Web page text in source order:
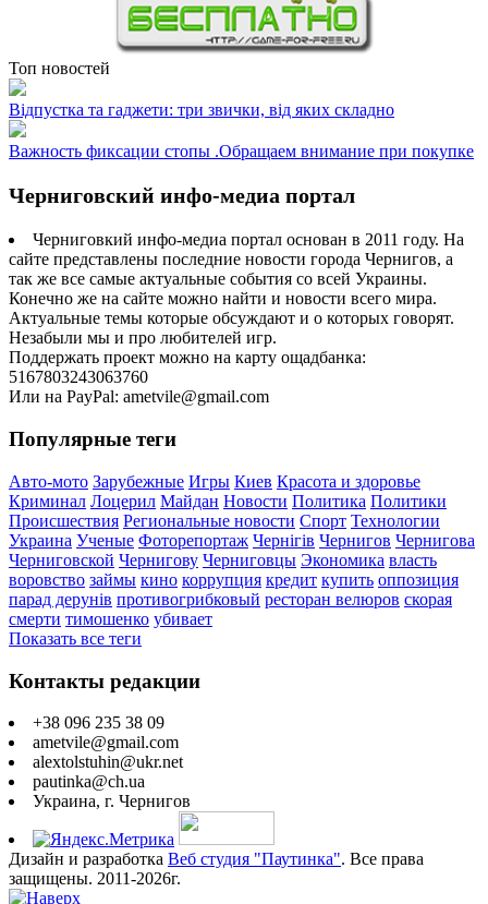
Топ новостей
Відпустка та гаджети: три звички, від яких складно
Важность фиксации стопы .Обращаем внимание при покупке
Черниговский инфо-медиа портал
Черниговкий инфо-медиа портал основан в 2011 году. На
сайте представлены последние новости города Чернигов, а
так же все самые актуальные события со всей Украины.
Конечно же на сайте можно найти и новости всего мира.
Актуальные темы которые обсуждают и о которых говорят.
Незабыли мы и про любителей игр.
Поддержать проект можно на карту ощадбанка:
5167803243063760
Или на PayPal: ametvile@gmail.com
Популярные теги
Авто-мото Зарубежные Игры Киев Красота и здоровье
Криминал Лоцерил Майдан Новости Политика Политики
Происшествия Региональные новости Спорт Технологии
Украина Ученые Фоторепортаж Чернігів Чернигов Чернигова
Черниговской Чернигову Черниговцы Экономика власть
воровство займы кино коррупция кредит купить оппозиция
парад дерунів противогрибковый ресторан велюров скорая
смерти тимошенко убивает
Показать все теги
Контакты редакции
+38 096 235 38 09
ametvile@gmail.com
alextolstuhin@ukr.net
pautinka@ch.ua
Украина, г. Чернигов
Дизайн и разработка Веб студия "Паутинка". Все права
защищены. 2011-2026г.